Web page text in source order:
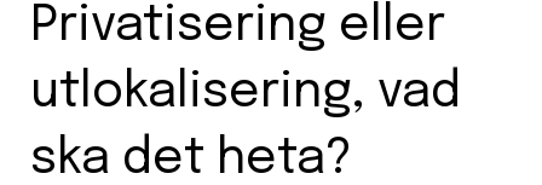
Privatisering eller
utlokalisering, vad
ska det heta?